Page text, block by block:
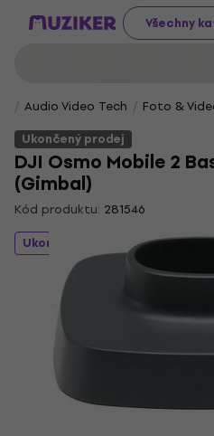
Všechny
Audio Video Tech Foto &
Ukončený prodej
DJI Osmo Mobile 2
(Gimbal)
Kód produktu: 281546
Ukončený prodej